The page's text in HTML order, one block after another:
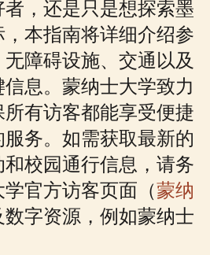
，还是只是想探索墨
本指南将详细介绍参
障碍设施、交通以及
息。蒙纳士大学致力
有访客都能享受便捷
务。如需获取最新的
校园通行信息，请务
官方访客页面（蒙纳
数字资源，例如蒙纳士